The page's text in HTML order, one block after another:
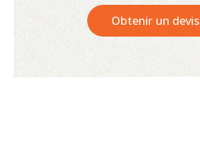
Obtenir un devis